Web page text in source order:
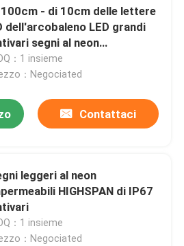
- di 10cm delle lettere
dell'arcobaleno LED grandi
segni al neon
al neon P33
：1 insieme
：Negociated
Contattaci
leggeri al neon
HIGHSPAN di IP67
：1 insieme
：Negociated